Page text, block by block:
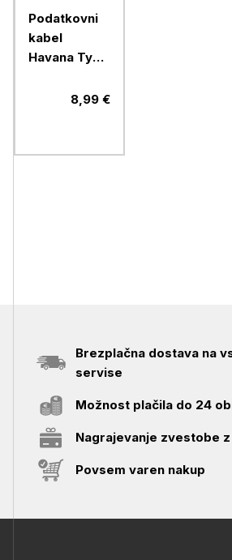
Podatkovni
kabel
Havana Type
meter, črn
8,99 €
Brezplačna dostava na
servise
Možnost plačila do 24
Nagrajevanje zvestobe
Povsem varen nakup